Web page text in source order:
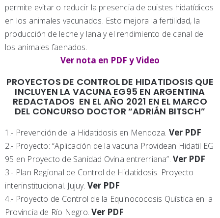
permite evitar o reducir la presencia de quistes hidatídicos
en los animales vacunados. Esto mejora la fertilidad, la
producción de leche y lana y el rendimiento de canal de
los animales faenados.
Ver nota en PDF y Video
PROYECTOS DE CONTROL DE HIDATIDOSIS QUE
INCLUYEN LA VACUNA EG95 EN ARGENTINA
REDACTADOS EN EL AÑO 2021 EN EL MARCO
DEL CONCURSO DOCTOR “ADRIÁN BITSCH”
1.- Prevención de la Hidatidosis en Mendoza. Ver PDF
2.- Proyecto: “Aplicación de la vacuna Providean Hidatil EG
95 en Proyecto de Sanidad Ovina entrerriana”.Ver PDF
3.- Plan Regional de Control de Hidatidosis. Proyecto
interinstitucional. Jujuy. Ver PDF
4.- Proyecto de Control de la Equinococosis Quística en la
Provincia de Río Negro.Ver PDF